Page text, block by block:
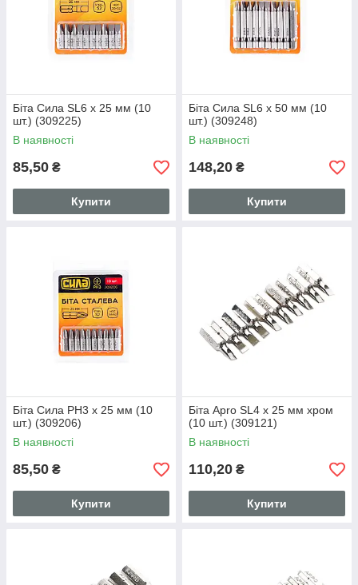
Біта Сила SL6 x 25 мм (10
шт.) (309225)
В наявності
85,50 ₴
Купити
Біта Сила SL6 x 50 мм (10
шт.) (309248)
В наявності
148,20 ₴
Купити
Біта Сила PH3 x 25 мм (10
шт.) (309206)
В наявності
85,50 ₴
Купити
Біта Apro SL4 x 25 мм хром
(10 шт.) (309121)
В наявності
110,20 ₴
Купити